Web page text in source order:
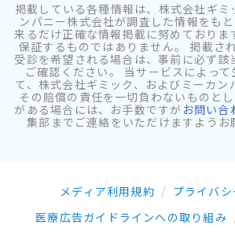
掲載している各種情報は、株式会社ギミ
ンパニー株式会社が調査した情報をも
来るだけ正確な情報掲載に努めておりま
保証するものではありません。 掲載さ
受診を希望される場合は、事前に必ず該
ご確認ください。 当サービスによっ
て、株式会社ギミック、およびミーカン
その賠償の責任を一切負わないものと
がある場合には、お手数ですが お問い合
集部までご連絡をいただけますようお
メディア利用規約
プライバ
医療広告ガイドラインへの取り組み